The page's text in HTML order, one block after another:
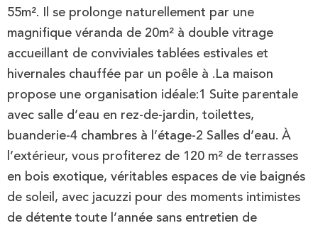
55m². Il se prolonge naturellement par une
magnifique véranda de 20m² à double vitrage
accueillant de conviviales tablées estivales et
hivernales chauffée par un poêle à .La maison
propose une organisation idéale:1 Suite parentale
avec salle d’eau en rez-de-jardin, toilettes,
buanderie-4 chambres à l’étage-2 Salles d’eau. À
l’extérieur, vous profiterez de 120 m² de terrasses
en bois exotique, véritables espaces de vie baignés
de soleil, avec jacuzzi pour des moments intimistes
de détente toute l’année sans entretien de